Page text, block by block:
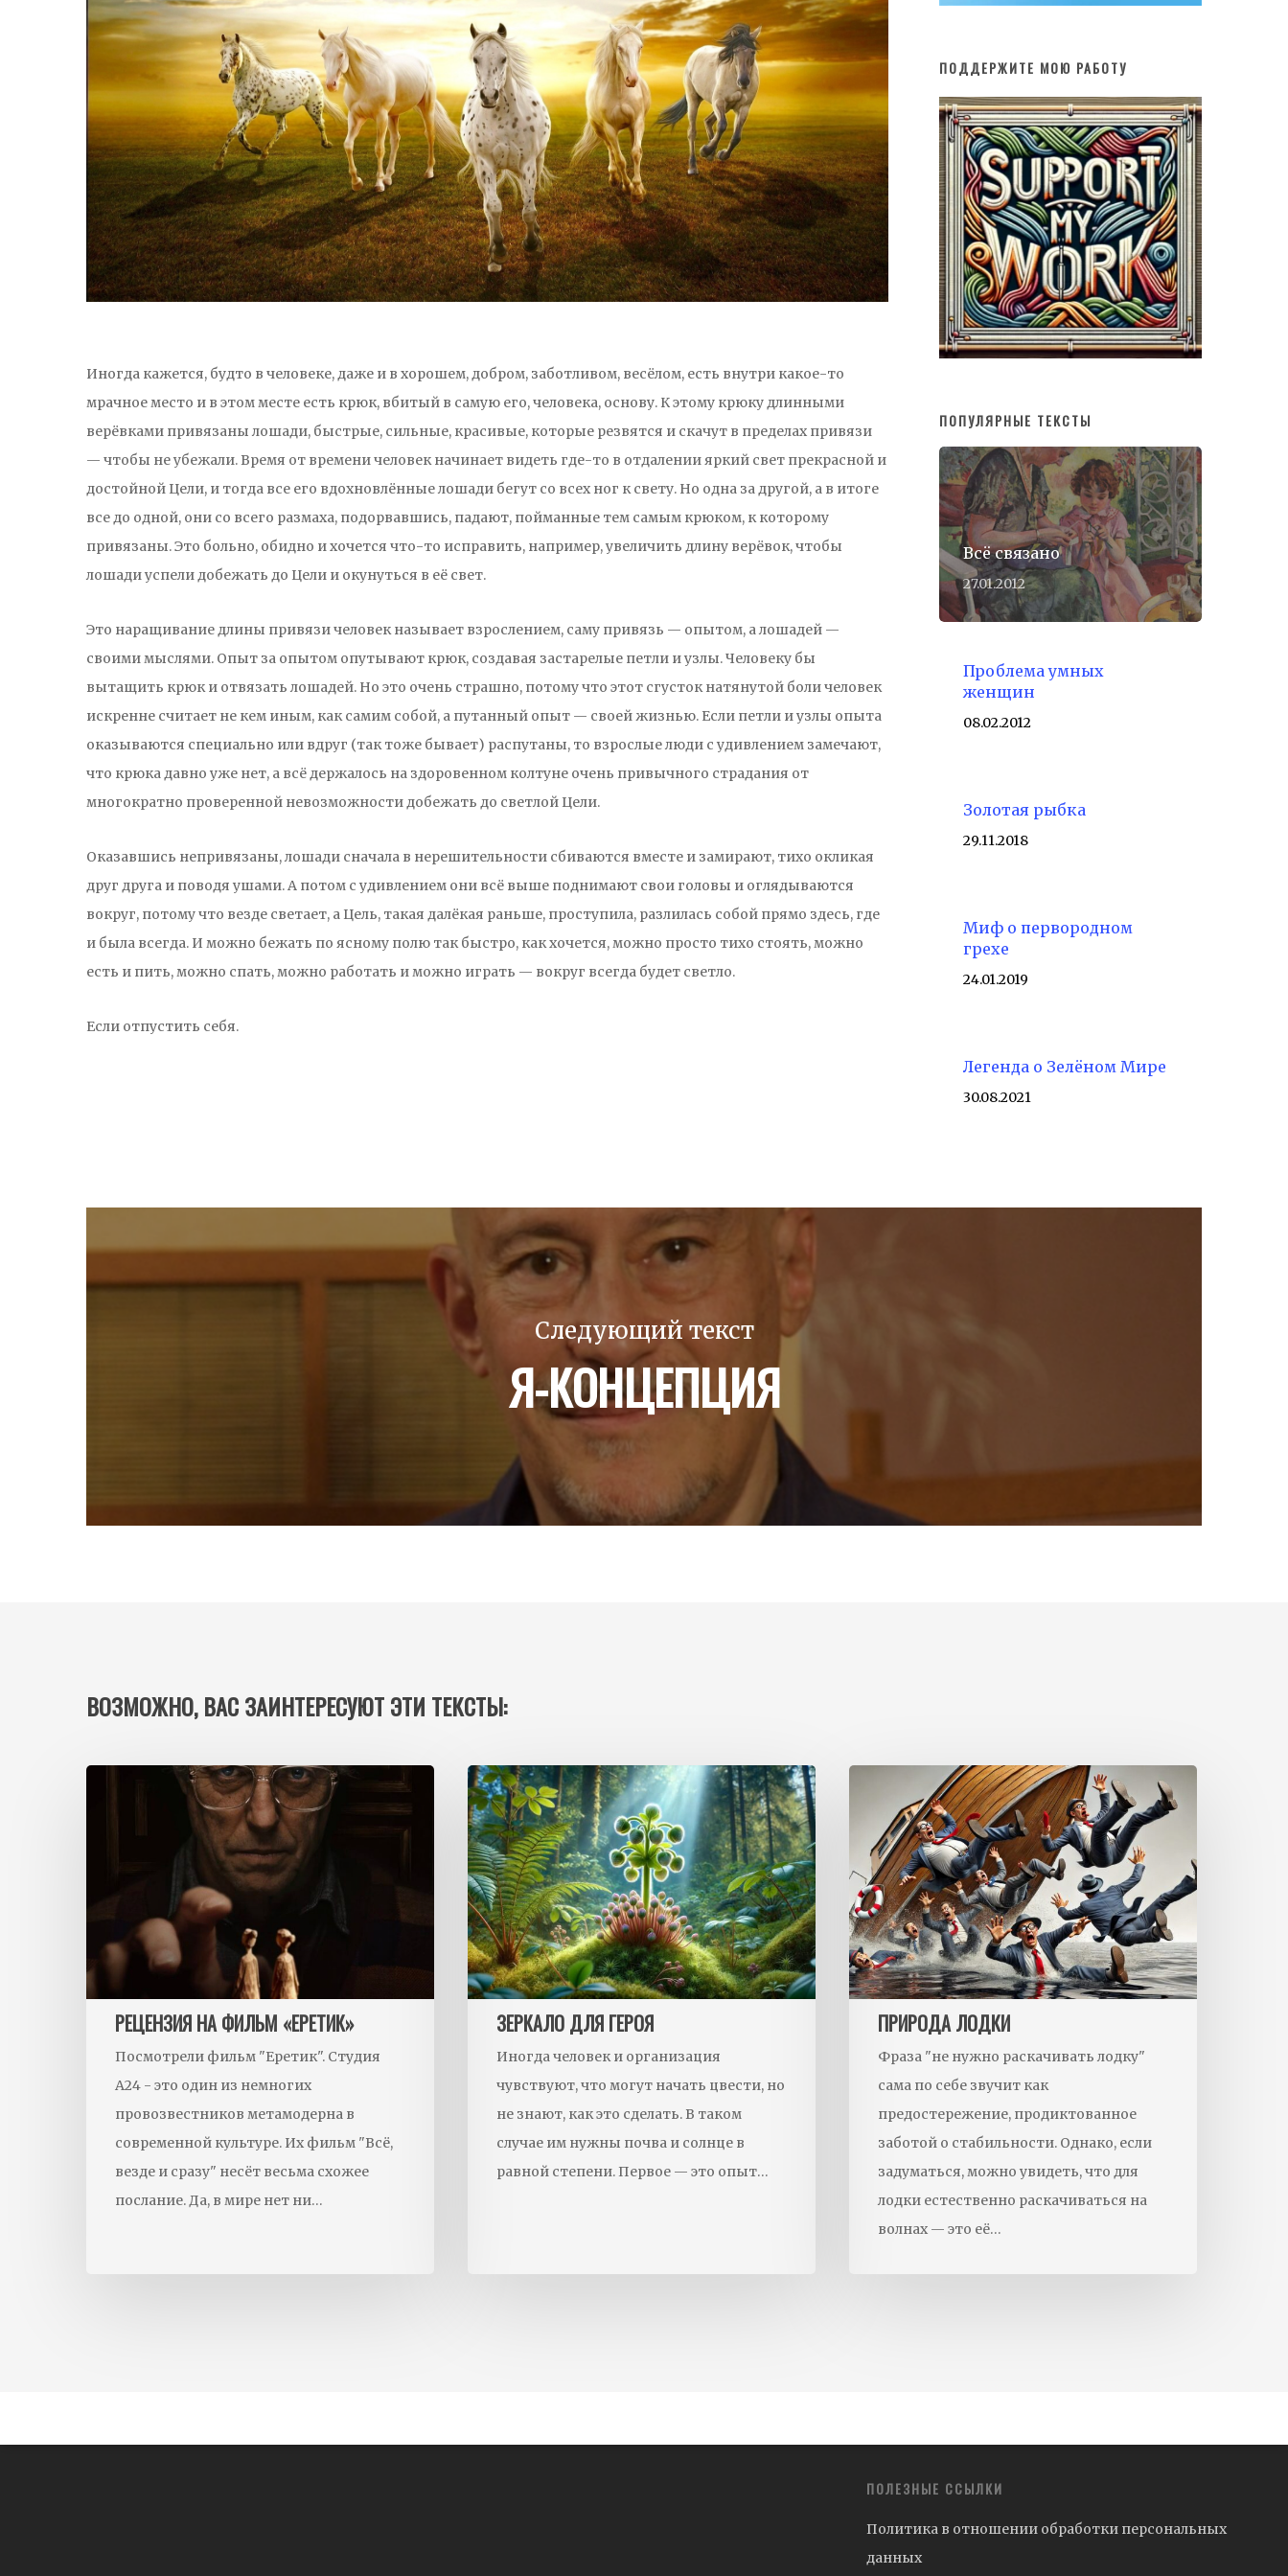
Иногда кажется, будто в человеке, даже и в хорошем, добром, заботливом, весёлом, есть внутри какое-то
мрачное место и в этом месте есть крюк, вбитый в самую его, человека, основу. К этому крюку длинными
верёвками привязаны лошади, быстрые, сильные, красивые, которые резвятся и скачут в пределах привязи
— чтобы не убежали. Время от времени человек начинает видеть где-то в отдалении яркий свет прекрасной и
достойной Цели, и тогда все его вдохновлённые лошади бегут со всех ног к свету. Но одна за другой, а в итоге
все до одной, они со всего размаха, подорвавшись, падают, пойманные тем самым крюком, к которому
привязаны. Это больно, обидно и хочется что-то исправить, например, увеличить длину верёвок, чтобы
лошади успели добежать до Цели и окунуться в её свет.
Это наращивание длины привязи человек называет взрослением, саму привязь — опытом, а лошадей —
своими мыслями. Опыт за опытом опутывают крюк, создавая застарелые петли и узлы. Человеку бы
вытащить крюк и отвязать лошадей. Но это очень страшно, потому что этот сгусток натянутой боли человек
искренне считает не кем иным, как самим собой, а путанный опыт — своей жизнью. Если петли и узлы опыта
оказываются специально или вдруг (так тоже бывает) распутаны, то взрослые люди с удивлением замечают,
что крюка давно уже нет, а всё держалось на здоровенном колтуне очень привычного страдания от
многократно проверенной невозможности добежать до светлой Цели.
Оказавшись непривязаны, лошади сначала в нерешительности сбиваются вместе и замирают, тихо окликая
друг друга и поводя ушами. А потом с удивлением они всё выше поднимают свои головы и оглядываются
вокруг, потому что везде светает, а Цель, такая далёкая раньше, проступила, разлилась собой прямо здесь, где
и была всегда. И можно бежать по ясному полю так быстро, как хочется, можно просто тихо стоять, можно
есть и пить, можно спать, можно работать и можно играть — вокруг всегда будет светло.
Если отпустить себя.
ПОДДЕРЖИТЕ МОЮ РАБОТУ
ПОПУЛЯРНЫЕ ТЕКСТЫ
Всё связано
27.01.2012
Проблема умных
женщин
08.02.2012
Золотая рыбка
29.11.2018
Миф о первородном
грехе
24.01.2019
Легенда о Зелёном Мире
30.08.2021
Следующий текст
Я-КОНЦЕПЦИЯ
ВОЗМОЖНО, ВАС ЗАИНТЕРЕСУЮТ ЭТИ ТЕКСТЫ:
РЕЦЕНЗИЯ НА ФИЛЬМ «ЕРЕТИК»
Посмотрели фильм "Еретик". Студия
А24 - это один из немногих
провозвестников метамодерна в
современной культуре. Их фильм "Всё,
везде и сразу" несёт весьма схожее
послание. Да, в мире нет ни…
ЗЕРКАЛО ДЛЯ ГЕРОЯ
Иногда человек и организация
чувствуют, что могут начать цвести, но
не знают, как это сделать. В таком
случае им нужны почва и солнце в
равной степени. Первое — это опыт…
ПРИРОДА ЛОДКИ
Фраза "не нужно раскачивать лодку"
сама по себе звучит как
предостережение, продиктованное
заботой о стабильности. Однако, если
задуматься, можно увидеть, что для
лодки естественно раскачиваться на
волнах — это её…
ПОЛЕЗНЫЕ ССЫЛКИ
Политика в отношении обработки персональных
данных